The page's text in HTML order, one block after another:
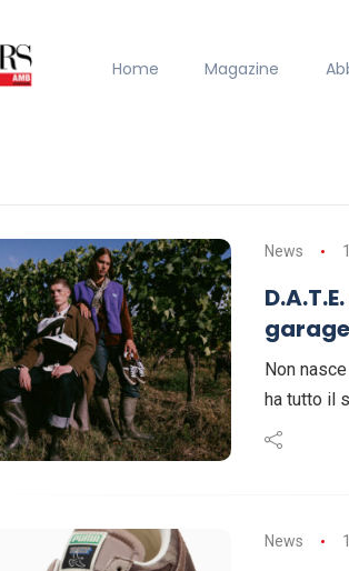
Home Magazine
News
Non
ha tutto il
News